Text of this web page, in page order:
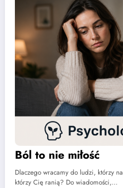
Ból to nie miłość
Dlaczego wracamy do ludzi, którzy
którzy Cię ranią? Do wiadomości,…